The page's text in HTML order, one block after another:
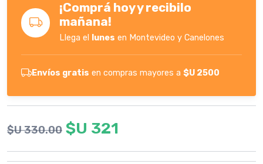
¡Comprá hoy y recibilo
mañana!
Llega el lunes en Montevideo y Canelones
Envíos gratis en compras mayores a $U 2500
$U 330.00 $U 321